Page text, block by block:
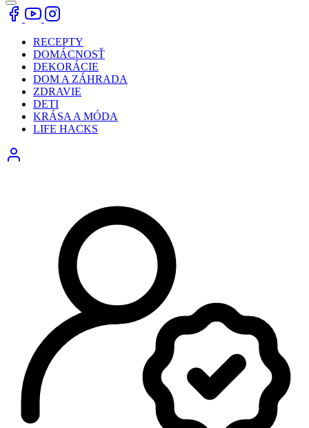
RECEPTY
DOMÁCNOSŤ
DEKORÁCIE
DOM A ZÁHRADA
ZDRAVIE
DETI
KRÁSA A MÓDA
LIFE HACKS